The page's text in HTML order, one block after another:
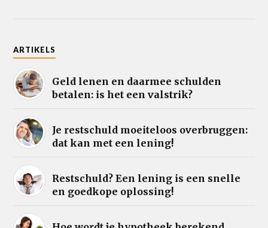
ARTIKELS
Geld lenen en daarmee schulden
betalen: is het een valstrik?
Je restschuld moeiteloos overbruggen:
dat kan met een lening!
Restschuld? Een lening is een snelle
en goedkope oplossing!